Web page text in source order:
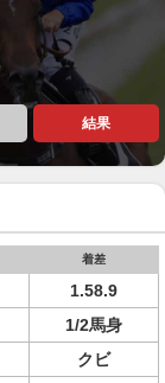
結果
着差
1.58.9
1/2馬身
クビ